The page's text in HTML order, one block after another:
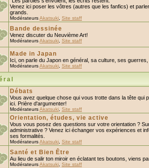
Venez ici poser les vôtres (autres que les fanfics) et
grands.
ModérateursAkatsuki Site staff
Bande dessinée
Venez discuter du Neuvième Art!
ModérateursAkatsuki Site staff
Made in Japan
Ici, on parle du Japon en général, sa culture, ses
ModérateursAkatsuki Site staff
Débats
Vous avez quelque chose qui vous trotte dans la tête qui
ici. Prière d'argumenter!
ModérateursAkatsuki Site staff
Orientation, études, vie active
Vous vous posez des questions sur votre orientation ?
administrative ? Venez ici échanger vos expériences et
ses formalités.
ModérateursAkatsuki Site staff
Santé et Bien Être
Au lieu de salir ton miroir en éclatant tes boutons, viens
ModérateursAkatsuki Site staff